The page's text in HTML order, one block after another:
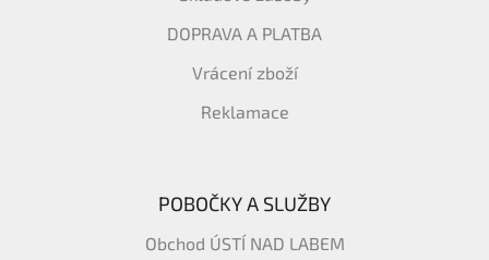
DOPRAVA A PLATBA
Vrácení zboží
Reklamace
POBOČKY A SLUŽBY
Obchod ÚSTÍ NAD LABEM